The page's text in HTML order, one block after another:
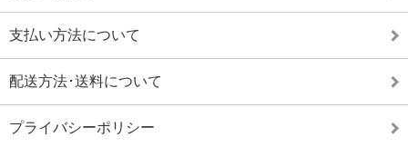
支払い方法について
配送方法･送料について
プライバシーポリシー